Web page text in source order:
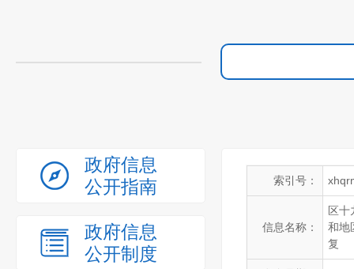
政府信息
公开指南
政府信息
公开制度
索引号：
信息名称：
区十
和地
复